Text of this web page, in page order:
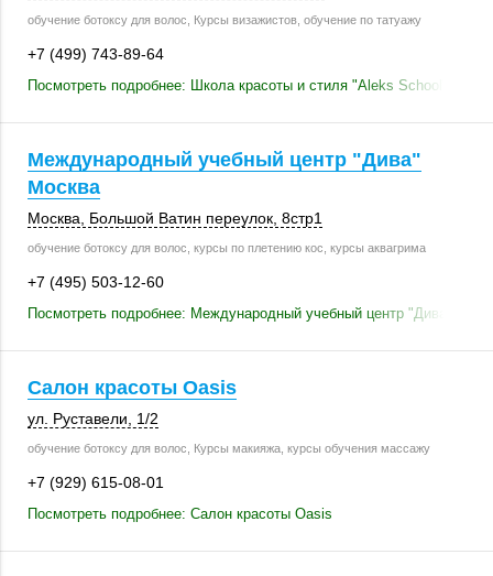
обучение ботоксу для волос, Курсы визажистов, обучение по татуажу
+7 (499) 743-89-64
Посмотреть подробнее: Школа красоты и стиля "Aleks School"
Международный учебный центр "Дива"
Москва
Москва , Большой Ватин переулок, 8стр1
обучение ботоксу для волос, курсы по плетению кос, курсы аквагрима
+7 (495) 503-12-60
Посмотреть подробнее: Международный учебный центр "Дива"
Салон красоты Oasis
ул. Руставели 1/2
обучение ботоксу для волос, Курсы макияжа, курсы обучения массажу
+7 (929) 615-08-01
Посмотреть подробнее: Салон красоты Oasis